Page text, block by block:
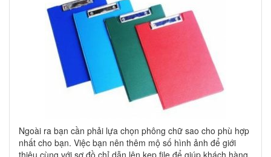
Ngoài ra bạn cần phải lựa chọn phông chữ sao cho phù hợp
nhất cho bạn. Việc bạn nên thêm mộ số hình ảnh để giới
thiệu cùng với sơ đồ chỉ dẫn lên kẹp file để giúp khách hàng